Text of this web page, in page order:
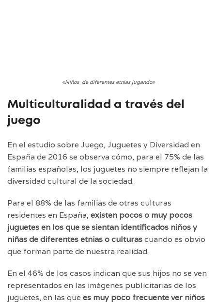
«Niños de diferentes etnias jugando»
Multiculturalidad a través del
juego
En el estudio sobre Juego, Juguetes y Diversidad en
España de 2016 se observa cómo, para el 75% de las
familias españolas, los juguetes no siempre reflejan la
diversidad cultural de la sociedad.
Para el 88% de las familias de otras culturas
residentes en España,existen pocos o muy pocos
juguetes en los que se sientan identificados niños y
niñas de diferentes etnias o culturascuando es obvio
que forman parte de nuestra realidad.
En el 46% de los casos indican que sus hijos no se ven
representados en las imágenes publicitarias de los
juguetes, en las que es muy poco frecuente ver niños